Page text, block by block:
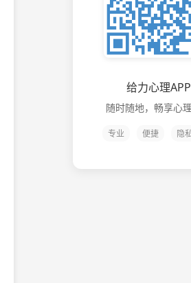
给力心理APP
随时随地，畅享心
专业 便捷 隐